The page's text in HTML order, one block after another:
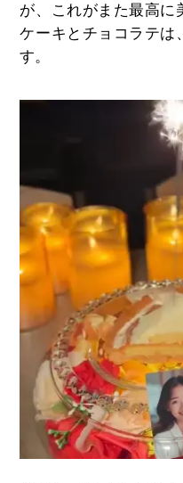
が、これがまた最高に
ケーキとチョコラテは
す。